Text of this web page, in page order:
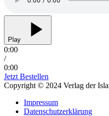
Play
0:00
/
0:00
Jetzt Bestellen
Copyright © 2024 Verlag der
Impressum
Datenschutzerklärung